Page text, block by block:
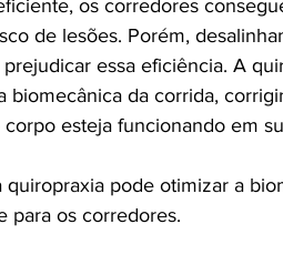
os corredores
de lesões. Porém,
essa eficiência. A
biomecânica da corrida,
esteja funcionando em
pode otimizar a
para os corredores.